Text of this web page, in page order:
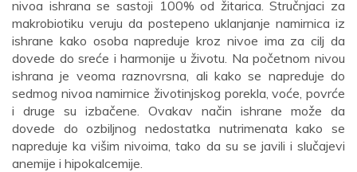
nivoa ishrana se sastoji 100% od žitarica. Stručnjaci za
makrobiotiku veruju da postepeno uklanjanje namirnica iz
ishrane kako osoba napreduje kroz nivoe ima za cilj da
dovede do sreće i harmonije u životu. Na početnom nivou
ishrana je veoma raznovrsna, ali kako se napreduje do
sedmog nivoa namirnice životinjskog porekla, voće, povrće
i druge su izbačene. Ovakav način ishrane može da
dovede do ozbiljnog nedostatka nutrimenata kako se
napreduje ka višim nivoima, tako da su se javili i slučajevi
anemije i hipokalcemije.